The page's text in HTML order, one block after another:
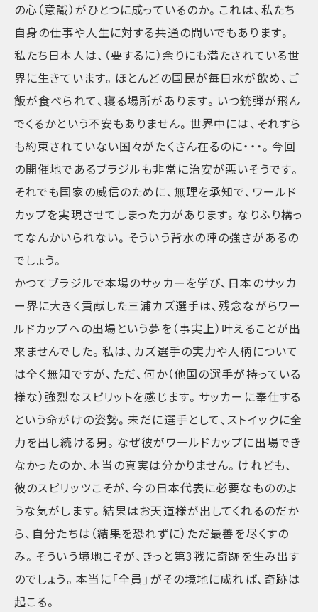
の心（意識）がひとつに成っているのか。これは、私たち
自身の仕事や人生に対する共通の問いでもあります。
私たち日本人は、（要するに）余りにも満たされている世
界に生きています。ほとんどの国民が毎日水が飲め、ご
飯が食べられて、寝る場所があります。いつ銃弾が飛ん
でくるかという不安もありません。世界中には、それすら
も約束されていない国々がたくさん在るのに・・・。今回
の開催地であるブラジルも非常に治安が悪いそうです。
それでも国家の威信のために、無理を承知で、ワールド
カップを実現させてしまった力があります。なりふり構っ
てなんかいられない。そういう背水の陣の強さがあるの
でしょう。
かつてブラジルで本場のサッカーを学び、日本のサッカ
ー界に大きく貢献した三浦カズ選手は、残念ながらワー
ルドカップへの出場という夢を（事実上）叶えることが出
来ませんでした。私は、カズ選手の実力や人柄について
は全く無知ですが、ただ、何か（他国の選手が持っている
様な）強烈なスピリットを感じます。サッカーに奉仕する
という命がけの姿勢。未だに選手として、ストイックに全
力を出し続ける男。なぜ彼がワールドカップに出場でき
なかったのか、本当の真実は分かりません。けれども、
彼のスピリッツこそが、今の日本代表に必要なもののよ
うな気がします。結果はお天道様が出してくれるのだか
ら、自分たちは（結果を恐れずに）ただ最善を尽くすの
み。そういう境地こそが、きっと第3戦に奇跡を生み出す
のでしょう。本当に「全員」がその境地に成れば、奇跡は
起こる。